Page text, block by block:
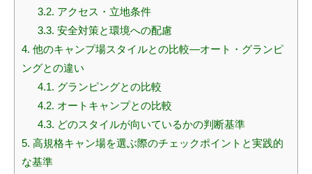
3.2. アクセス・立地条件
3.3. 安全対策と環境への配慮
4. 他のキャンプ場スタイルとの比較—オート・グランピ
ングとの違い
4.1. グランピングとの比較
4.2. オートキャンプとの比較
4.3. どのスタイルが向いているかの判断基準
5. 高規格キャン場を選ぶ際のチェックポイントと実践的
な基準